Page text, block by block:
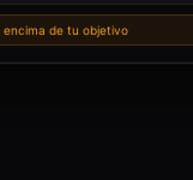
de tu objetivo